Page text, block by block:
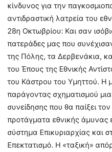
κίνδυνος για την
αντιδραστική λατρεία του
28η Οκτωβρίου: Και σαν
πατεράδες μας που
της Πόλης, τα Δερβενάκια,
του Έπους της Εθνικής
του Κάστρου του Υμηττού. Η
παράγοντας σχηματισμού
συνείδησης που θα παίξει
προτάγματα εθνικής άμυνας
σύστημα Επικυριαρχίας και
Επεκτατισμό. Η «ταξική»